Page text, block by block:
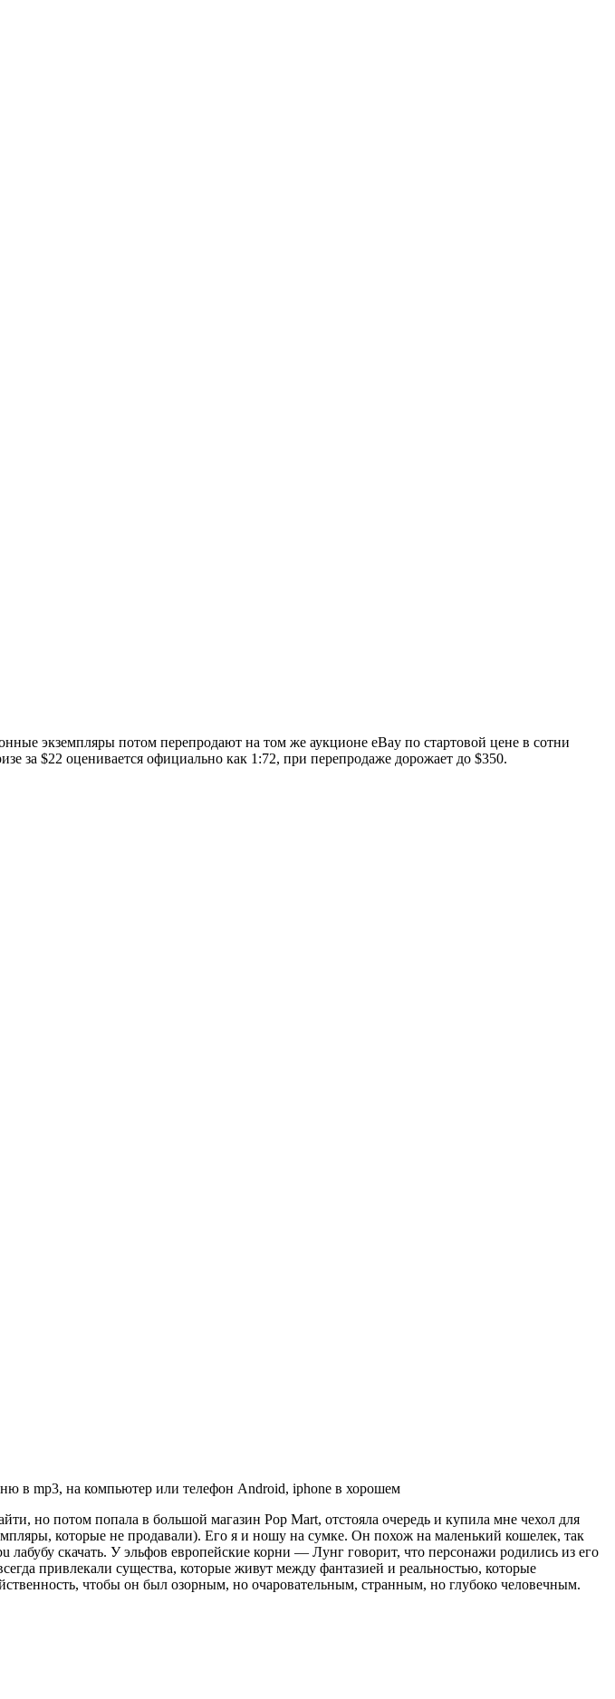
экземпляры потом перепродают на том же аукционе eBay по стартовой цене в сотни
за $22 оценивается официально как 1:72, при перепродаже дорожает до $350.
в mp3, на компьютер или телефон Android, iphone в хорошем
но потом попала в большой магазин Pop Mart, отстояла очередь и купила мне чехол для
которые не продавали). Его я и ношу на сумке. Он похож на маленький кошелек, так
скачать. У эльфов европейские корни — Лунг говорит, что персонажи родились из его
привлекали существа, которые живут между фантазией и реальностью, которые
чтобы он был озорным, но очаровательным, странным, но глубоко человечным.